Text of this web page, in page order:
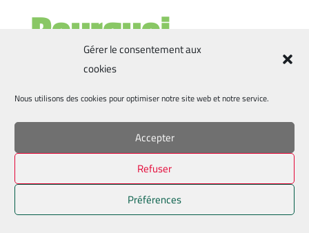
Gérer le consentement aux
cookies
Nous utilisons des cookies pour optimiser notre site web et notre service.
Accepter
Refuser
Préférences
Pourquoi
devenir
partenaire ?
pour votre fisibilité
votre contribution peut être
défiscalisée
soutenir la vie locale